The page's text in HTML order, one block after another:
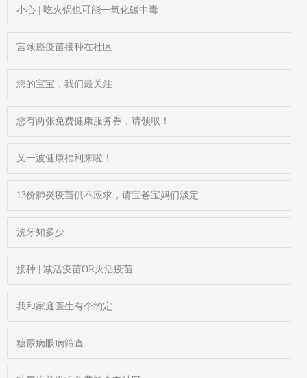
小心 | 吃火锅也可能一氧化碳中毒
宫颈癌疫苗接种在社区
您的宝宝，我们最关注
您有两张免费健康服务券，请领取！
又一波健康福利来啦！
13价肺炎疫苗供不应求，请宝爸宝妈们淡定
洗牙知多少
接种 | 减活疫苗OR灭活疫苗
我和家庭医生有个约定
糖尿病眼病筛查